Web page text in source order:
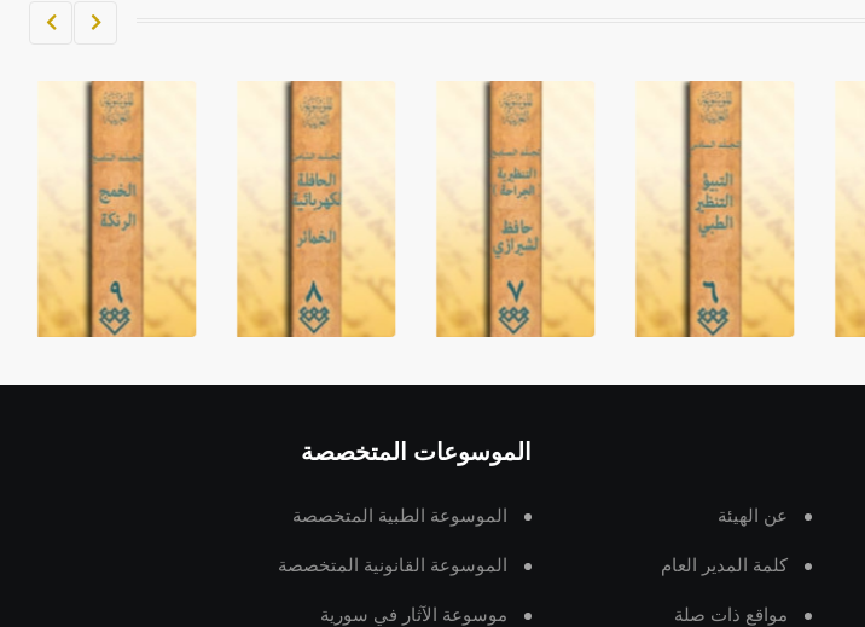
عن الهيئة
كلمة المدير العام
مواقع ذات صلة
الموسوعات المتخصصة
الموسوعة الطبية المتخصصة
الموسوعة القانونية المتخصصة
موسوعة الآثار في سورية